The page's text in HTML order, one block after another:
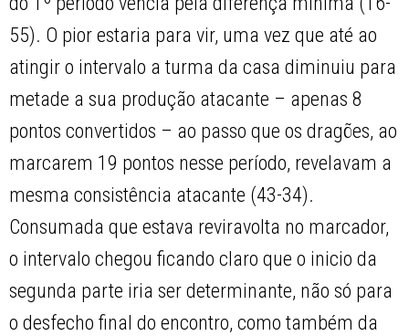
55). O pior estaria para vir, uma vez que até ao
atingir o intervalo a turma da casa diminuiu para
metade a sua produção atacante – apenas 8
pontos convertidos – ao passo que os dragões, ao
marcarem 19 pontos nesse período, revelavam a
mesma consistência atacante (43-34).
Consumada que estava reviravolta no marcador,
o intervalo chegou ficando claro que o inicio da
segunda parte iria ser determinante, não só para
o desfecho final do encontro, como também da